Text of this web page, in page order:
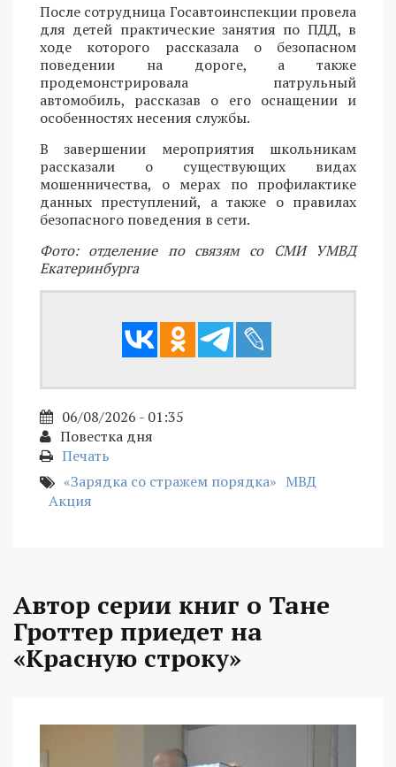
После сотрудница Госавтоинспекции провела
для детей практические занятия по ПДД, в
ходе которого рассказала о безопасном
поведении на дороге, а также
продемонстрировала патрульный
автомобиль, рассказав о его оснащении и
особенностях несения службы.
В завершении мероприятия школьникам
рассказали о существующих видах
мошенничества, о мерах по профилактике
данных преступлений, а также о правилах
безопасного поведения в сети.
Фото: отделение по связям со СМИ УМВД
Екатеринбурга
06/08/2026 - 01:35
Повестка дня
Печать
«Зарядка со стражем порядка» МВД
Акция
Автор серии книг о Тане
Гроттер приедет на
«Красную строку»